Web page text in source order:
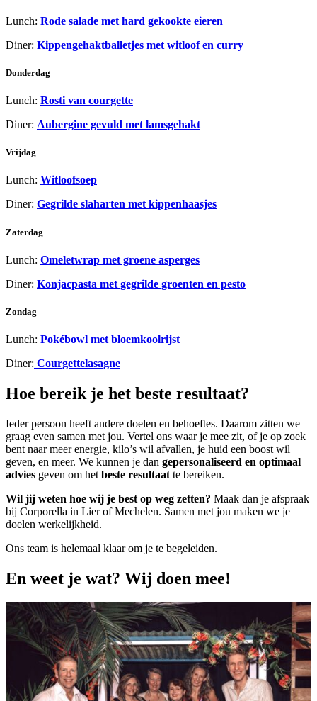
Lunch: Rode salade met hard gekookte eieren
Diner: Kippengehaktballetjes met witloof en curry
Donderdag
Lunch: Rosti van courgette
Diner: Aubergine gevuld met lamsgehakt
Vrijdag
Lunch: Witloofsoep
Diner: Gegrilde slaharten met kippenhaasjes
Zaterdag
Lunch: Omeletwrap met groene asperges
Diner: Konjacpasta met gegrilde groenten en pesto
Zondag
Lunch: Pokébowl met bloemkoolrijst
Diner: Courgettelasagne
Hoe bereik je het beste resultaat?
Ieder persoon heeft andere doelen en behoeftes. Daarom zitten we
graag even samen met jou. Vertel ons waar je mee zit, of je op zoek
bent naar meer energie, kilo’s wil afvallen, je huid een boost wil
geven, en meer. We kunnen je dan gepersonaliseerd en optimaal
advies geven om het beste resultaat te bereiken.
Wil jij weten hoe wij je best op weg zetten? Maak dan je afspraak
bij Corporella in Lier of Mechelen. Samen met jou maken we je
doelen werkelijkheid.
Ons team is helemaal klaar om je te begeleiden.
En weet je wat? Wij doen mee!